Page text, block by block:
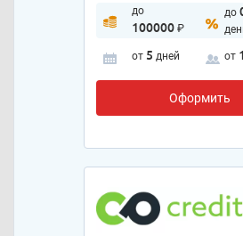
до
100000₽
до
от 5 дней от
Оформить